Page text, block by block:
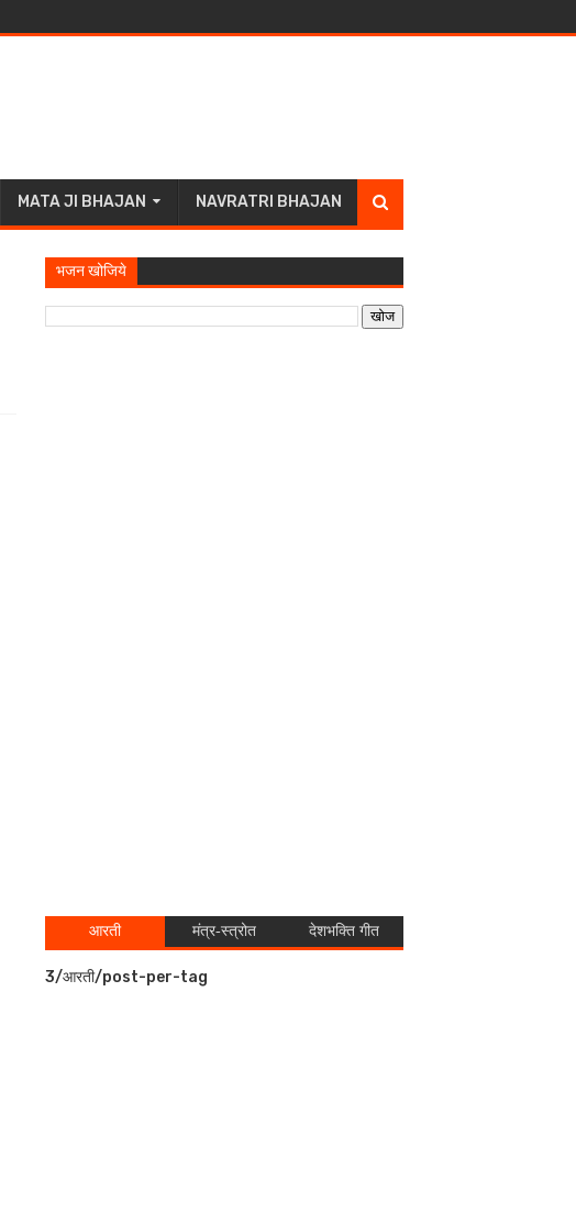
MATA JI BHAJAN NAVRATRI BHAJAN
भजन खोजिये
आरती मंत्र-स्त्रोत देशभक्ति गीत
3/आरती/post-per-tag